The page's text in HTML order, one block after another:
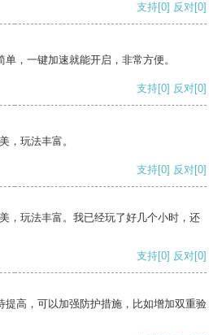
支持[0] 反对[0]
，一键加速就能开启，非常方便。
支持[0] 反对[0]
，玩法丰富。
支持[0] 反对[0]
，玩法丰富。我已经玩了好几个小时，还
支持[0] 反对[0]
提高，可以加强防护措施，比如增加双重验